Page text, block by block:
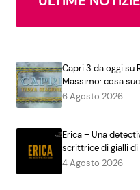
Capri 3 da oggi su
Massimo: cosa
6 Agosto 2026
Erica – Una
scrittrice di gialli di
4 Agosto 2026